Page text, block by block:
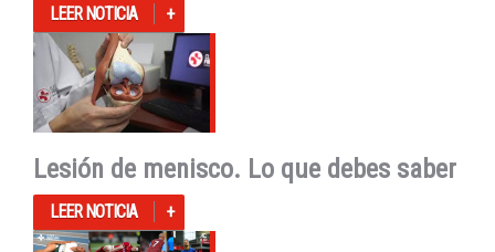
LEER NOTICIA
Lesión de menisco. Lo que debes saber
LEER NOTICIA